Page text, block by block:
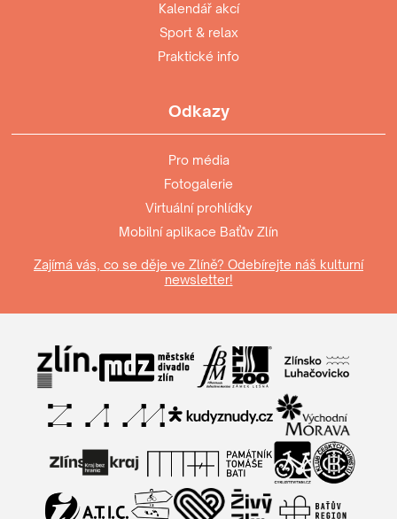
Kalendář akcí
Sport & relax
Praktické info
Odkazy
Pro média
Fotogalerie
Virtuální prohlídky
Mobilní aplikace Baťův Zlín
Zajímá vás, co se děje ve Zlíně? Odebírejte náš kulturní
newsletter!